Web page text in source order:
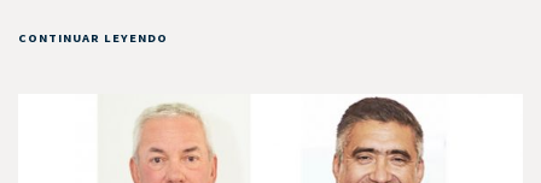
CONTINUAR LEYENDO